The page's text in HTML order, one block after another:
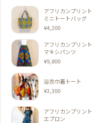
アフリカンプリント
ミニトートバッグ
¥4,200
アフリカンプリント
マキシパンツ
¥9,800
浴衣巾着トート
¥3,300
アフリカンプリント
エプロン